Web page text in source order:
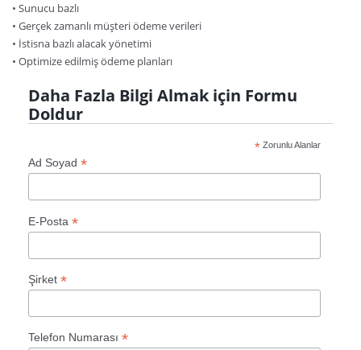
• Sunucu bazlı
• Gerçek zamanlı müşteri ödeme verileri
• İstisna bazlı alacak yönetimi
• Optimize edilmiş ödeme planları
Daha Fazla Bilgi Almak için Formu
Doldur
*Zorunlu Alanlar
Ad Soyad *
E-Posta *
Şirket *
Telefon Numarası *